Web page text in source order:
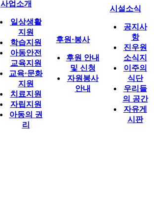
사업소개
일상생활
지원
학습지원
아동안전
교육지원
교육·문화
지원
치료지원
자립지원
아동의 권
리
후원·봉사
후원 안내
및 신청
자원봉사
안내
시설소식
공지사
항
진우원
소식지
이주의
식단
우리들
의 공간
자유게
시판